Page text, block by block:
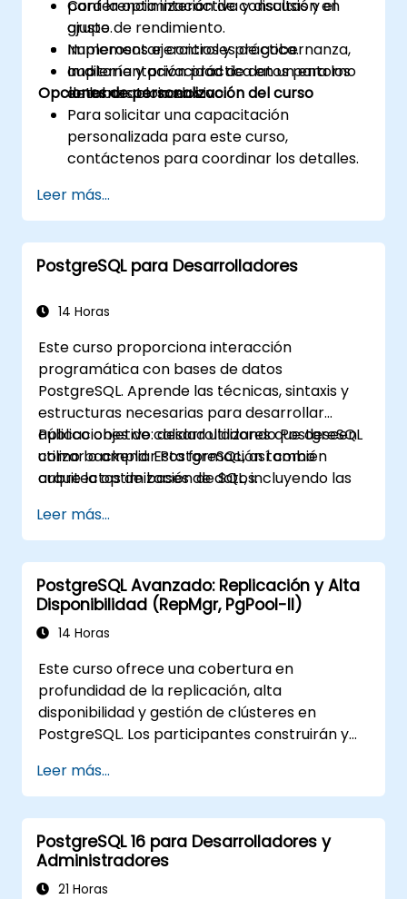
para la optimización de consultas y el
ajuste de rendimiento.
Implementar controles de gobernanza,
auditoría y privacidad de datos para los
entornos clonados.
Conferencia interactiva y discusión en
grupo.
Numerosos ejercicios y práctica.
Implementación práctica en un entorno
de laboratorio en vivo.
Opciones de personalización del curso
Para solicitar una capacitación
personalizada para este curso,
contáctenos para coordinar los detalles.
Leer más...
PostgreSQL para Desarrolladores
14 Horas
Este curso proporciona interacción
programática con bases de datos
PostgreSQL. Aprende las técnicas, sintaxis y
estructuras necesarias para desarrollar
aplicaciones de calidad utilizando PostgreSQL
como backend. Esta formación también
cubre la optimización de SQL, incluyendo las
Público objetivo: desarrolladores que deseen
utilizar o ampliar PostgreSQL, así como
arquitectos de bases de datos.
Leer más...
PostgreSQL Avanzado: Replicación y Alta
Disponibilidad (RepMgr, PgPool-II)
14 Horas
Este curso ofrece una cobertura en
profundidad de la replicación, alta
disponibilidad y gestión de clústeres en
PostgreSQL. Los participantes construirán y
la automatización del cambio a un nodo
secundario (failover) y explorarán soluciones
de balanceo de carga y agrupamiento de
conexiones. El curso incluye laboratorios
prácticos de replicación y simulaciones de
recuperación.
Leer más...
PostgreSQL 16 para Desarrolladores y
Administradores
21 Horas